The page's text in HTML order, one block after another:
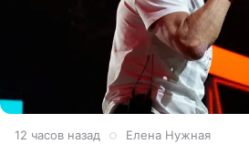
12 часов назад Елена Нужная